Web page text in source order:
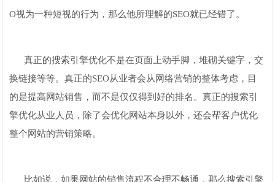
O视为一种短视的行为，那么他所理解的SEO就已经错了。
真正的搜索引擎优化不是在页面上动手脚，堆砌关键字，交
换链接等等。真正的SEO从业者会从网络营销的整体考虑，目
的是提高网站销售，而不是仅仅得到好的排名。真正的搜索引
擎优化从业人员，除了会优化网站本身以外，还会帮客户优化
整个网站的营销策略。
比如说，如果网站的销售流程不合理不畅通，那么搜索引擎